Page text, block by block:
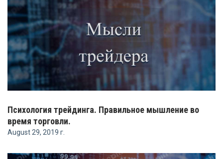
Психология трейдинга. Правильное мышление во
время торговли.
August 29, 2019 г.